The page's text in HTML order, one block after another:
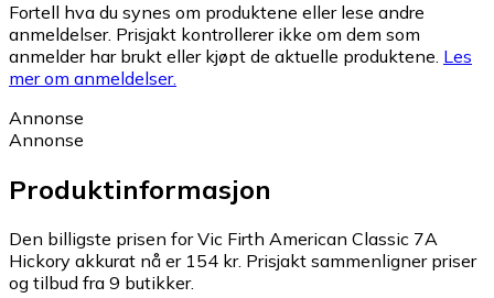
Fortell hva du synes om produktene eller lese andre
anmeldelser. Prisjakt kontrollerer ikke om dem som
anmelder har brukt eller kjøpt de aktuelle produktene. Les
mer om anmeldelser.
Annonse
Annonse
Produktinformasjon
Den billigste prisen for Vic Firth American Classic 7A
Hickory akkurat nå er 154 kr. Prisjakt sammenligner priser
og tilbud fra 9 butikker.